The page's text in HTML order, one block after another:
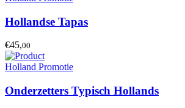
Hollandse Tapas
€45,00
Holland Promotie
Onderzetters Typisch Hollands